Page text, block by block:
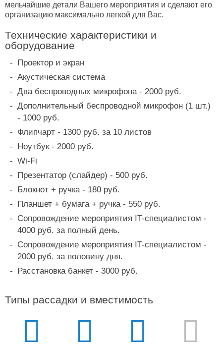
мельчайшие детали Вашего мероприятия и сделают его
организацию максимально легкой для Вас.
Технические характеристики и
оборудование
Проектор и экран
Акустическая система
Два беспроводных микрофона - 2000 руб.
Дополнительный беспроводной микрофон (1 шт.)
- 1000 руб.
Флипчарт - 1300 руб. за 10 листов
Ноутбук - 2000 руб.
Wi-Fi
Презентатор (слайдер) - 500 руб.
Блокнот + ручка - 180 руб.
Планшет + бумага + ручка - 550 руб.
Сопровождение мероприятия IT-специалистом -
4000 руб. за полный день.
Сопровождение мероприятия IT-специалистом -
2000 руб. за половину дня.
Расстановка банкет - 3000 руб.
Типы рассадки и вместимость